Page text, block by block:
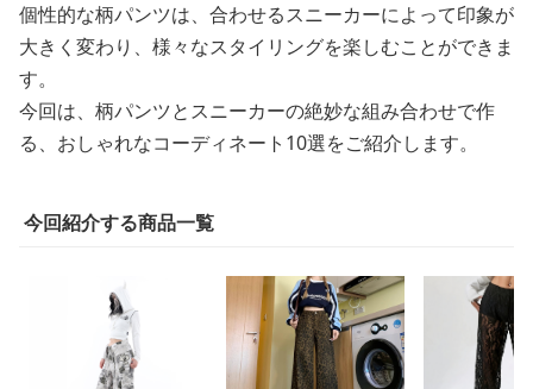
個性的な柄パンツは、合わせるスニーカーによって印象が
大きく変わり、様々なスタイリングを楽しむことができま
す。
今回は、柄パンツとスニーカーの絶妙な組み合わせで作
る、おしゃれなコーディネート10選をご紹介します。
今回紹介する商品一覧